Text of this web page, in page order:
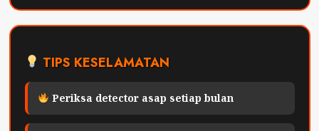
TIPS KESELAMATAN
Periksa detector asap setiap bulan